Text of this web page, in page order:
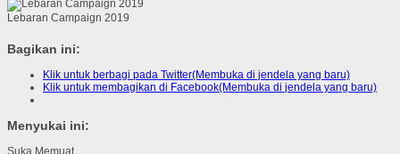
Lebaran Campaign 2019
Bagikan ini:
Klik untuk berbagi pada Twitter(Membuka di jendela yang baru)
Klik untuk membagikan di Facebook(Membuka di jendela yang baru)
Menyukai ini:
Suka Memuat...